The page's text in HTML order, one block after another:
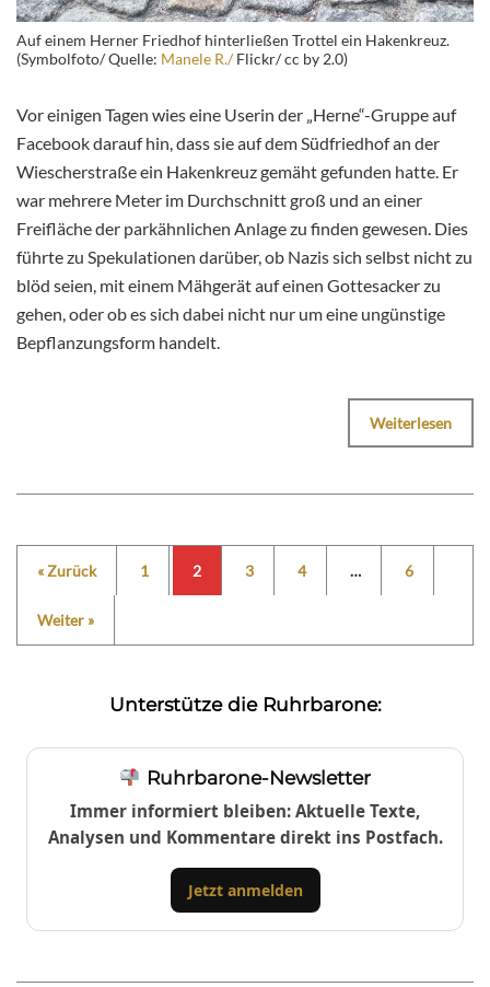
Auf einem Herner Friedhof hinterließen Trottel ein Hakenkreuz.
(Symbolfoto/ Quelle: Manele R./Flickr/ cc by 2.0)
Vor einigen Tagen wies eine Userin der „Herne“-Gruppe auf
Facebook darauf hin, dass sie auf dem Südfriedhof an der
Wiescherstraße ein Hakenkreuz gemäht gefunden hatte. Er
war mehrere Meter im Durchschnitt groß und an einer
Freifläche der parkähnlichen Anlage zu finden gewesen. Dies
führte zu Spekulationen darüber, ob Nazis sich selbst nicht zu
blöd seien, mit einem Mähgerät auf einen Gottesacker zu
gehen, oder ob es sich dabei nicht nur um eine ungünstige
Bepflanzungsform handelt.
Weiterlesen
« Zurück 1 2 3 4 … 6
Weiter »
Unterstütze die Ruhrbarone:
Ruhrbarone-Newsletter
Immer informiert bleiben: Aktuelle Texte,
Analysen und Kommentare direkt ins Postfach.
Jetzt anmelden